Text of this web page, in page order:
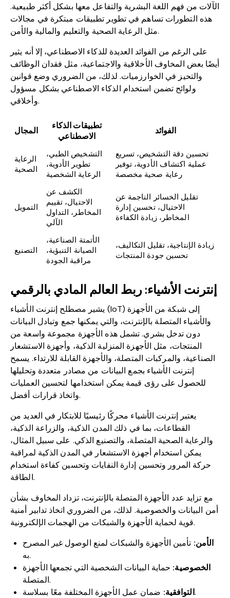
الآلات من فهم اللغة البشرية والتفاعل معها بشكل أكثر طبيعية.
هذه التطورات تساهم في تطوير تطبيقات مبتكرة في مجالات
مثل الرعاية الصحية والتعليم والمالية والأمن.
على الرغم من الفوائد العديدة للذكاء الاصطناعي، إلا أنه يثير
أيضًا بعض المخاوف الأخلاقية والاجتماعية، مثل فقدان الوظائف
والتحيز في الخوارزميات. لذلك، من الضروري وضع قوانين
ولوائح تضمن استخدام الذكاء الاصطناعي بشكل مسؤول
وأخلاقي.
المجال
تطبيقات الذكاء
الاصطناعي
الفوائد
الرعاية
الصحية
التشخيص الطبي،
تطوير الأدوية،
الرعاية الشخصية
تحسين دقة التشخيص، تسريع
عملية اكتشاف الأدوية، توفير
رعاية صحية مخصصة
التمويل
الكشف عن
الاحتيال، تقييم
المخاطر، التداول
الآلي
تقليل الخسائر الناجمة عن
الاحتيال، تحسين إدارة
المخاطر، زيادة الكفاءة
التصنيع
الأتمتة الصناعية،
الصيانة التنبؤية،
مراقبة الجودة
زيادة الإنتاجية، تقليل التكاليف،
تحسين جودة المنتجات
إنترنت الأشياء: ربط العالم المادي بالرقمي
يشير مصطلح إنترنت الأشياء (IoT) إلى شبكة من الأجهزة
والأشياء المتصلة بالإنترنت، والتي يمكنها جمع وتبادل البيانات
دون تدخل بشري. تشمل هذه الأجهزة مجموعة واسعة من
المنتجات، مثل الأجهزة المنزلية الذكية، وأجهزة الاستشعار
الصناعية، والمركبات المتصلة، والأجهزة القابلة للارتداء. يسمح
إنترنت الأشياء بجمع البيانات من مصادر متعددة وتحليلها
للحصول على رؤى قيمة يمكن استخدامها لتحسين العمليات
واتخاذ قرارات أفضل.
يعتبر إنترنت الأشياء محركًا رئيسيًا للابتكار في العديد من
القطاعات، بما في ذلك المدن الذكية، والزراعة الذكية،
والرعاية الصحية المتصلة، والتصنيع الذكي. على سبيل المثال،
يمكن استخدام أجهزة الاستشعار في المدن الذكية لمراقبة
حركة المرور وتحسين إدارة النفايات وتحسين كفاءة استخدام
الطاقة.
مع تزايد عدد الأجهزة المتصلة بالإنترنت، تزداد المخاوف بشأن
أمن البيانات والخصوصية. لذلك، من الضروري اتخاذ تدابير أمنية
قوية لحماية الأجهزة والشبكات من الهجمات الإلكترونية.
الأمن: تأمين الأجهزة والشبكات لمنع الوصول غير المصرح
به.
الخصوصية: حماية البيانات الشخصية التي تجمعها الأجهزة
المتصلة.
التوافقية:ضمان عمل الأجهزة المختلفة معًا بسلاسة.